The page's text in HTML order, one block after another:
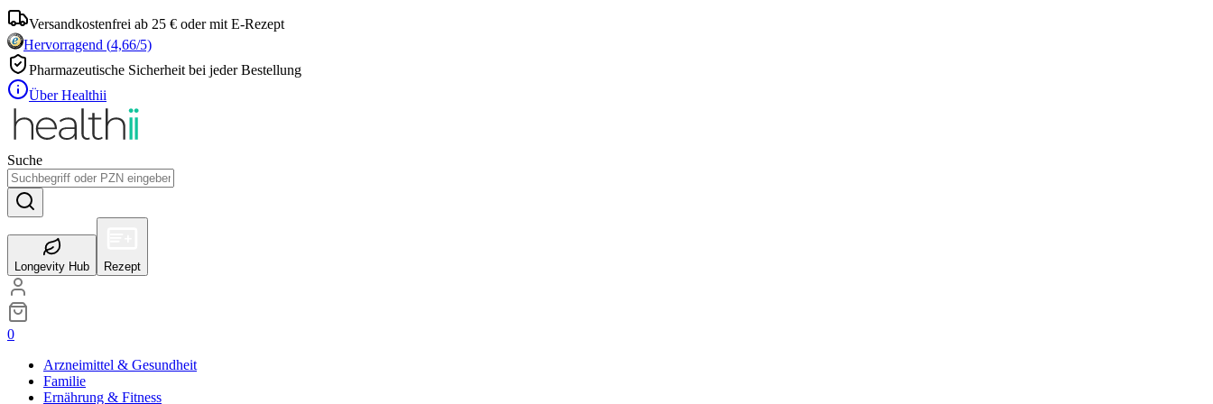
Versandkostenfrei ab 25 € oder mit E-Rezept
Hervorragend (4,66/5)
Pharmazeutische Sicherheit bei jeder Bestellung
Über Healthii
Suche
Longevity Hub Rezept
0
Arzneimittel & Gesundheit
Familie
Ernährung & Fitness